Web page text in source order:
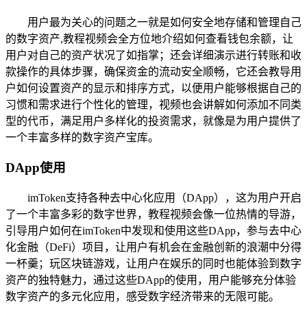
用户最为关心的问题之一就是如何安全地存储和管理自己
的数字资产,教程视频会全方位地介绍如何查看钱包余额，让
用户对自己的资产状况了如指掌；还会详细演示进行转账和收
款操作的具体步骤，确保资金的流动安全顺畅，它还会教导用
户如何设置资产的显示和排序方式，以便用户能够根据自己的
习惯和需求进行个性化的管理，视频也会讲解如何添加不同类
型的代币，满足用户多样化的投资需求，就像是为用户提供了
一个丰富多样的数字资产宝库。
DApp使用
imToken支持各种去中心化应用（DApp），这为用户开启
了一个丰富多彩的数字世界，教程视频会像一位热情的导游，
引导用户如何在imToken中发现和使用这些DApp，参与去中心
化金融（DeFi）项目，让用户有机会在金融创新的浪潮中分得
一杯羹；玩区块链游戏，让用户在娱乐的同时也能体验到数字
资产的独特魅力，通过这些DApp的使用，用户能够充分体验
数字资产的多元化应用，感受数字经济带来的无限可能。